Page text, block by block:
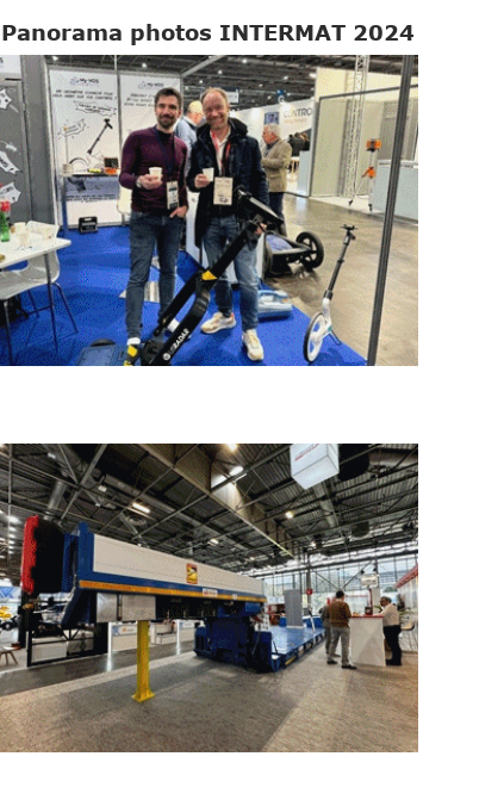
Panorama photos INTERMAT 2024